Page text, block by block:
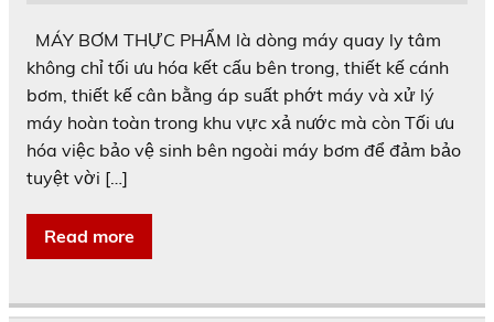
MÁY BƠM THỰC PHẨM là dòng máy quay ly tâm
không chỉ tối ưu hóa kết cấu bên trong, thiết kế cánh
bơm, thiết kế cân bằng áp suất phớt máy và xử lý
máy hoàn toàn trong khu vực xả nước mà còn Tối ưu
hóa việc bảo vệ sinh bên ngoài máy bơm để đảm bảo
tuyệt vời […]
Read more